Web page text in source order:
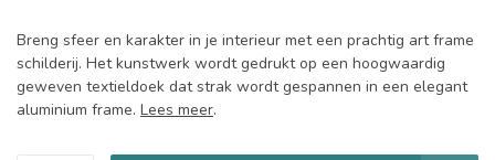
Breng sfeer en karakter in je interieur met een prachtig art frame
schilderij. Het kunstwerk wordt gedrukt op een hoogwaardig
geweven textieldoek dat strak wordt gespannen in een elegant
aluminium frame. Lees meer.